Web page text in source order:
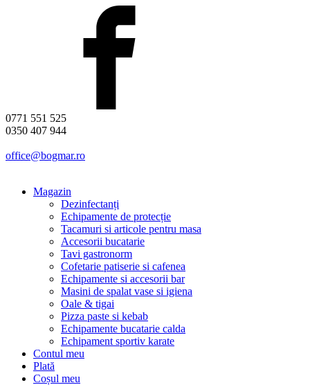
0771 551 525
0350 407 944
office@bogmar.ro
Magazin
Dezinfectanți
Echipamente de protecție
Tacamuri si articole pentru masa
Accesorii bucatarie
Tavi gastronorm
Cofetarie patiserie si cafenea
Echipamente si accesorii bar
Masini de spalat vase si igiena
Oale & tigai
Pizza paste si kebab
Echipamente bucatarie calda
Echipament sportiv karate
Contul meu
Plată
Coșul meu